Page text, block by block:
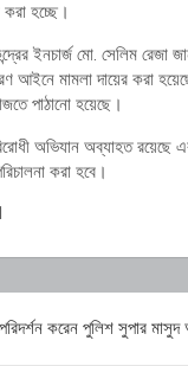
হচ্ছে।
ইনচার্জ মো. সেলিম
আইনে মামলা দায়ের করা
পাঠানো হয়েছে।
অভিযান অব্যাহত রয়েছে
করা হবে।
পরিদর্শন করেন পুলিশ সুপার